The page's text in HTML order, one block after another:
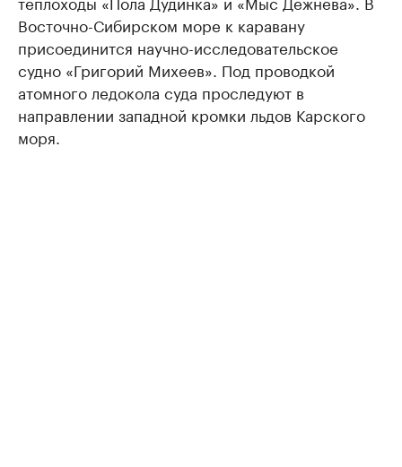
Восточно-Сибирском море к каравану
присоединится научно-исследовательское
судно «Григорий Михеев». Под проводкой
атомного ледокола суда проследуют в
направлении западной кромки льдов Карского
моря.